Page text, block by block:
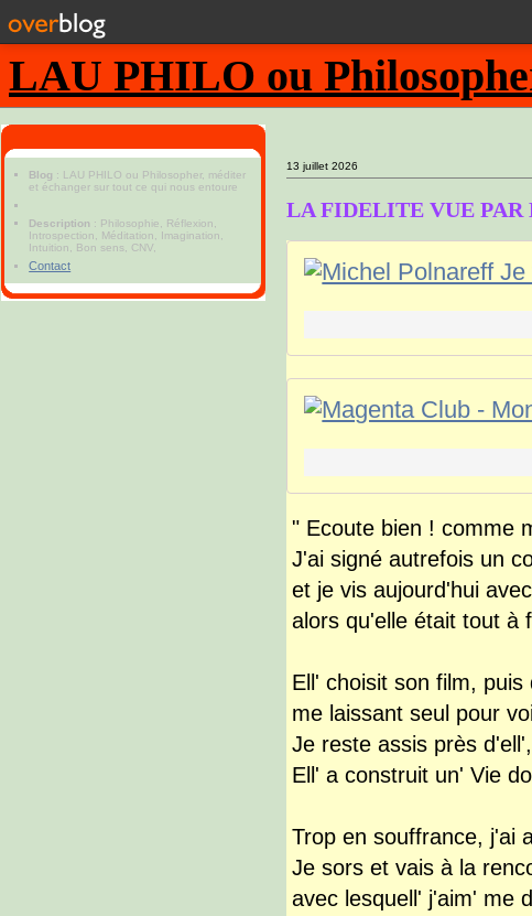
LAU PHILO ou
Blog : LAU PHILO ou Philosopher, méditer
et échanger sur tout ce qui nous entoure
Description : Philosophie, Réflexion,
Introspection, Méditation, Imagination,
Intuition, Bon sens, CNV,
Contact
13 juillet 2026
LA FIDELITE VUE
" Ecoute bien ! comme
J'ai signé autrefois un
et je vis aujourd'hui
alors qu'elle était tout à
Ell' choisit son film,
me laissant seul pour
Je reste assis près
Ell' a construit un' Vie
Trop en souffrance, j'ai
Je sors et vais à la
avec lesquell' j'aim' me